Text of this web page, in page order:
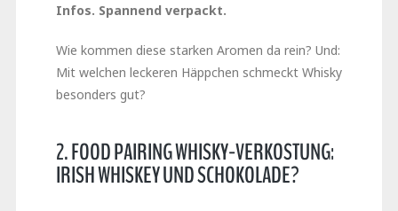
Infos. Spannend verpackt.
Wie kommen diese starken Aromen da rein? Und:
Mit welchen leckeren Häppchen schmeckt Whisky
besonders gut?
2. FOOD PAIRING WHISKY-VERKOSTUNG:
IRISH WHISKEY UND SCHOKOLADE?